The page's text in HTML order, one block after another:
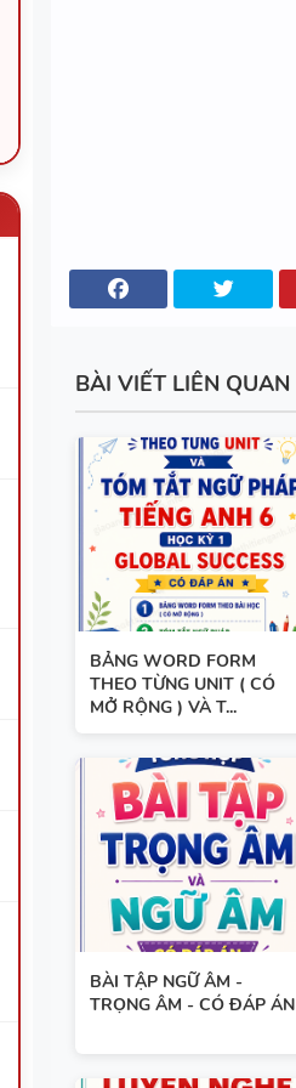
BÀI VIẾT LIÊN QUAN
BẢNG WORD FORM
THEO TỪNG UNIT ( CÓ
MỞ RỘNG ) VÀ T...
BÀI TẬP NGỮ ÂM -
TRỌNG ÂM - CÓ ĐÁP ÁN